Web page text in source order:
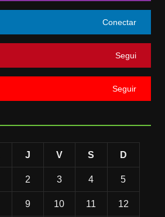
Conectar
Segui
Seguir
J V S D
2 3 4 5
9 10 11 12